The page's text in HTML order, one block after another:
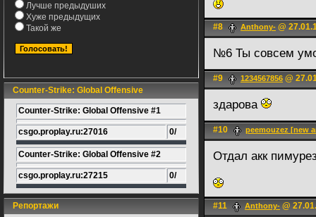
Лучше предыдуших
Хуже предыдущих
Такой же
Counter-Strike: Global Offensive
Counter-Strike: Global Offensive #1
csgo.proplay.ru:27016 0/
Counter-Strike: Global Offensive #2
csgo.proplay.ru:27215 0/
Репортажи
#8 Anthony- @
№6 Ты совсем
#9 1234567856 @
здарова
#10 peemouzez [new
Отдал акк
#11 Anthony- @